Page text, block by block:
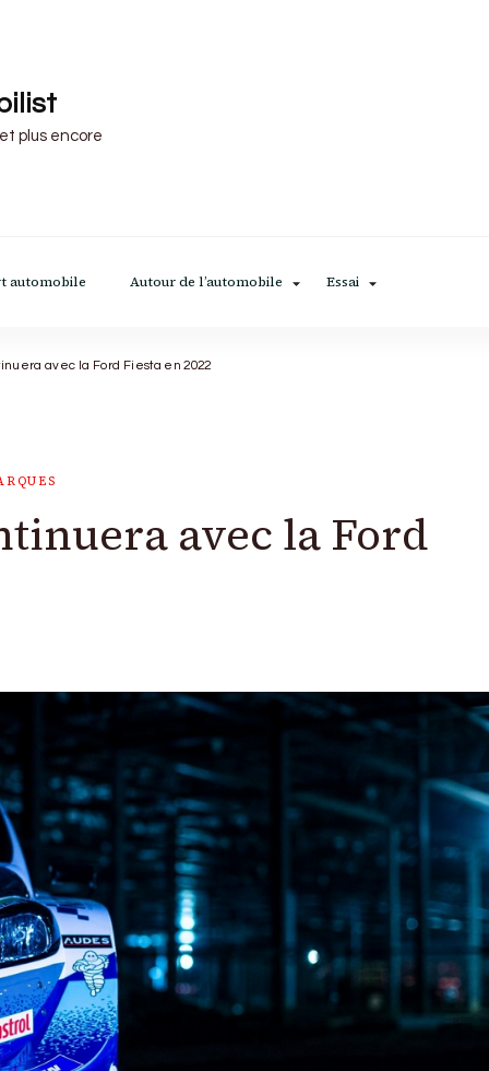
plus encore
automobile Autour de l’automobile Essai
avec la Ford Fiesta en 2022
avec la Ford